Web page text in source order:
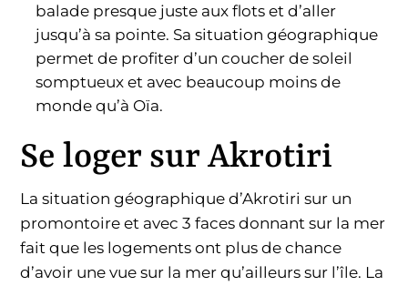
balade presque juste aux flots et d’aller
jusqu’à sa pointe. Sa situation géographique
permet de profiter d’un coucher de soleil
somptueux et avec beaucoup moins de
monde qu’à Oïa.
Se loger sur Akrotiri
La situation géographique d’Akrotiri sur un
promontoire et avec 3 faces donnant sur la mer
fait que les logements ont plus de chance
d’avoir une vue sur la mer qu’ailleurs sur l’île. La